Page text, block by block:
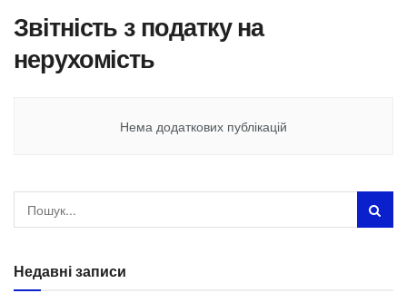
Звітність з податку на
нерухомість
Нема додаткових публікацій
Недавні записи